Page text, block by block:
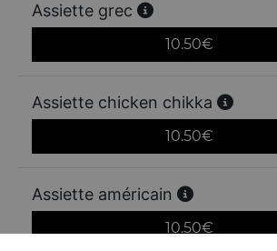
Assiette grec
10.50€
Assiette chicken chikka
10.50€
Assiette américain
10.50€